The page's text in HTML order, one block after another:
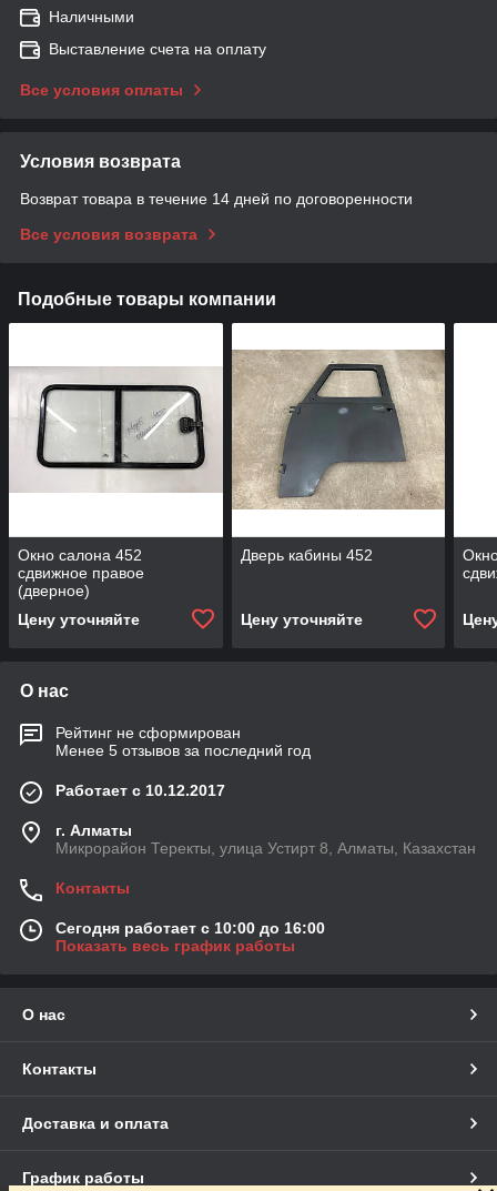
Наличными
Выставление счета на оплату
Все условия оплаты
Условия возврата
Возврат товара в течение 14 дней по договоренности
Все условия возврата
Подобные товары компании
Окно салона 452
сдвижное правое
(дверное)
Цену уточняйте
Дверь кабины 452
Цену уточняйте
О нас
Рейтинг не сформирован
Менее 5 отзывов за последний год
Работает с 10.12.2017
г. Алматы
Микрорайон Теректы, улица Устирт 8, Алматы, Казахстан
Контакты
Сегодня работает с 10:00 до 16:00
Показать весь график работы
О нас
Контакты
Доставка и оплата
График работы